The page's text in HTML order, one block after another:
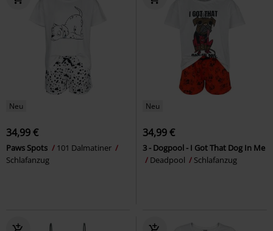
Neu
34,99 €
Paws Spots
101 Dalmatiner
Schlafanzug
Neu
34,99 €
3 - Dogpool - I Got That Dog In Me
Deadpool
Schlafanzug